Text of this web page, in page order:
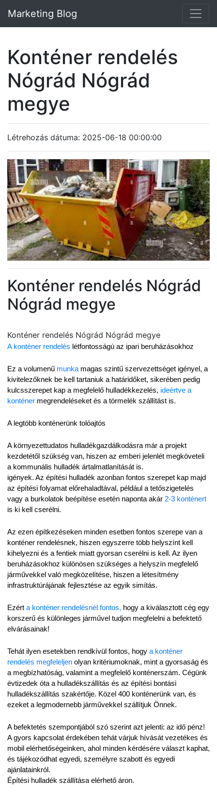
Marketing Blog
Konténer rendelés
Nógrád Nógrád
megye
Létrehozás dátuma: 2025-06-18 00:00:00
Konténer rendelés Nógrád
Nógrád megye
Konténer rendelés Nógrád Nógrád megye
A konténer rendelés létfontosságú az ipari beruházásokhoz
Ez a volumenű munka magas szintű szervezettséget igényel, a
kivitelezőknek be kell tartaniuk a határidőket, sikerében pedig
kulcsszerepet kap a megfelelő hulladékkezelés, ideértve a
konténer megrendeléseket és a törmelék szállítást is.
A legtöbb konténerünk tolóajtós
A környezettudatos hulladékgazdálkodásra már a projekt
kezdetétől szükség van, hiszen az emberi jelenlét megköveteli
a kommunális hulladék ártalmatlanítását is.
igények. Az építési hulladék azonban fontos szerepet kap majd
az építési folyamat előrehaladtával, például a tetőszigetelés
vagy a burkolatok beépítése esetén naponta akár
is ki kell cserélni.
Az ezen építkezéseken minden esetben fontos szerepe van a
konténer rendelésnek, hiszen egyszerre több helyszínt kell
kihelyezni és a fentiek miatt gyorsan cserélni is kell. Az ilyen
beruházásokhoz különösen szükséges a helyszín megfelelő
járművekkel való megközelítése, hiszen a létesítmény
infrastruktúrájának fejlesztése az egyik simítás.
Ezért a konténer rendelésnél fontos, hogy a kiválasztott cég egy
korszerű és különleges járművel tudjon megfelelni a befektető
elvárásainak!
Tehát ilyen esetekben rendkívül fontos, hogy a konténer
rendelés megfeleljen olyan kritériumoknak, mint a gyorsaság és
a megbízhatóság, valamint a megfelelő konténerszám. Cégünk
évtizedek óta a hulladékszállítás és az építési bontási
hulladékszállítás szakértője. Közel 400 konténerünk van, és
ezeket a legmodernebb járművekkel szállítjuk Önnek.
A befektetés szempontjából szó szerint azt jelenti: az idő pénz!
A gyors kapcsolat érdekében tehát várjuk hívását vezetékes és
mobil elérhetőségeinken, ahol minden kérdésére választ kaphat,
és tájékozódhat egyedi, személyre szabott és egyedi
ajánlatainkról.
Építési hulladék szállítása elérhető áron.